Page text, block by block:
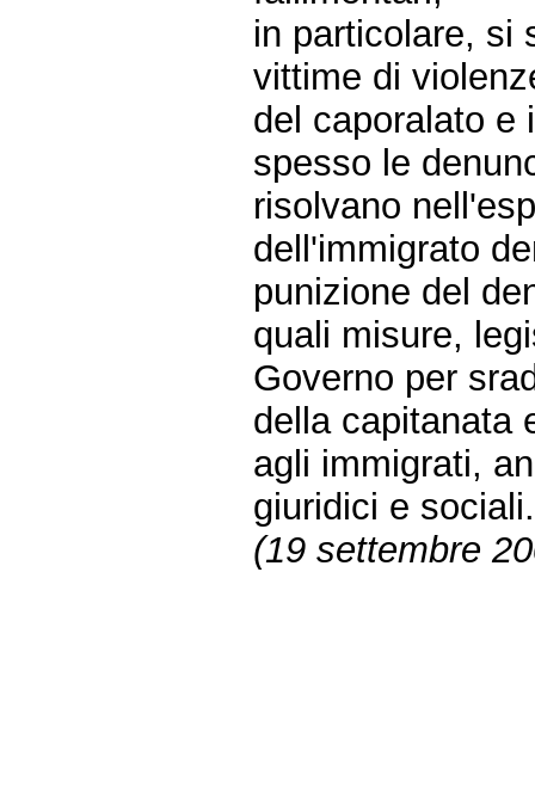
in particolare, si
vittime di
del caporalato e
spesso le
risolvano
dell'immigrato
punizione del
quali misure,
Governo per
della capitanata
agli immigrati,
giuridici e
(19 settembre